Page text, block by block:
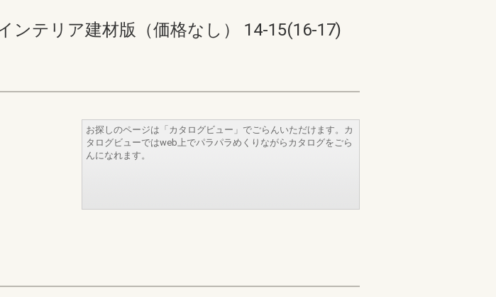
テリア建材版（価格なし） 14-15(16-17)
お探しのページは「カタログビュー」でごらんいただけます。カ
タログビューではweb上でパラパラめくりながらカタログをごら
んになれます。